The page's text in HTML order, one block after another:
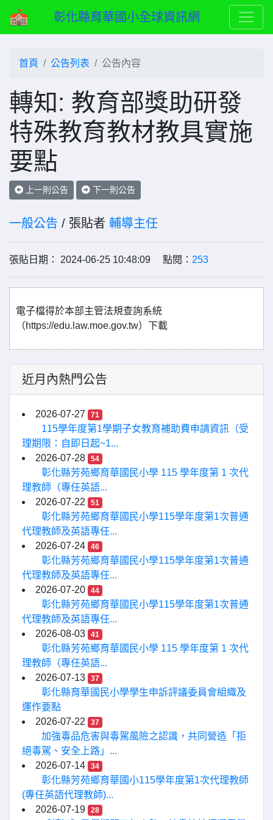
彰化縣育華國小全球資訊網
首頁 公告列表 公告內容
轉知: 教育部獎助研發
特殊教育教材教具實施
要點
上一則公告 下一則公告
一般公告 / 張貼者 輔導主任
張貼日期： 2024-06-25 10:48:09 點閱： 253
電子檔得於本部主管法規查詢系統
（https://edu.law.moe.gov.tw）下載
近月內熱門公告
2026-07-27 71
115學年度第1學期子女教育補助費申請資訊（受
理期限：自即日起~1...
2026-07-28
54
彰化縣芳苑鄉育華國民小學 115 學年度第 1 次代
理教師（專任英語...
2026-07-22
51
彰化縣芳苑鄉育華國民小學115學年度第1次普通
代理教師及英語專任...
2026-07-24
46
彰化縣芳苑鄉育華國民小學115學年度第1次普通
代理教師及英語專任...
2026-07-20
44
彰化縣芳苑鄉育華國民小學115學年度第1次普通
代理教師及英語專任...
2026-08-03
41
彰化縣芳苑鄉育華國民小學 115 學年度第 1 次代
理教師（專任英語...
2026-07-13
37
彰化縣育華國民小學學生申訴評議委員會組織及
運作要點
2026-07-22
37
加強毒品危害與毒駕風險之認識，共同營造「拒
絕毒駕、安全上路」...
2026-07-14
34
彰化縣芳苑鄉育華國小115學年度第1次代理教師
(專任英語代理教師)...
2026-07-19
28